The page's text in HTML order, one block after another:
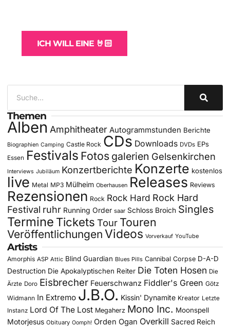
ICH WILL EINE 🤘🏻
Themen
Alben Amphitheater Autogrammstunden Berichte
Biographien Camping Castle Rock CDs Downloads DVDs EPs
Essen Festivals Fotos galerien Gelsenkirchen
Interviews Jubiläum Konzertberichte Konzerte kostenlos
live Metal MP3 Mülheim Oberhausen Releases Reviews
Rezensionen Rock Rock Hard Rock Hard
Festival ruhr Running Order saar Schloss Broich Singles
Termine Tickets Tour Touren
Veröffentlichungen Videos Vorverkauf YouTube
Artists
Amorphis ASP Attic Blind Guardian Blues Pills Cannibal Corpse D-A-D
Destruction Die Apokalyptischen Reiter Die Toten Hosen Die
Ärzte Doro Eisbrecher Feuerschwanz Fiddler's Green Götz
Widmann In Extremo J.B.O. Kissin' Dynamite Kreator Letzte
Instanz Lord Of The Lost Megaherz Mono Inc. Moonspell
Motorjesus Obituary Oomph! Orden Ogan Overkill Sacred Reich